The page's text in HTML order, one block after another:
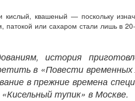
кислый, квашеный — поскольку
или сахаром стали лишь в
история
в «Повести временных
в прежние времена
тупик» в Москве.